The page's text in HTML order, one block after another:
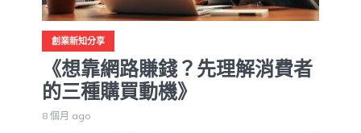
創業新知分享
《想靠網路賺錢？先理解消費者
的三種購買動機》
8 個月 ago